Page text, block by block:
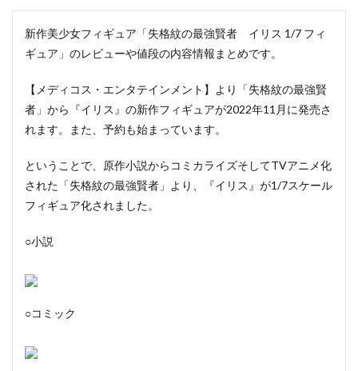
新作美少女フィギュア「失格紋の最強賢者 イリス 1/7 フィ
ギュア」のレビューや値段の内容情報まとめです。
【メディコス・エンタテインメント】より「失格紋の最強賢
者」から『イリス』の新作フィギュアが2022年11月に発売さ
れます。また、予約も始まっています。
ということで、原作小説からコミカライズそしてTVアニメ化
された「失格紋の最強賢者」より、『イリス』が1/7スケール
フィギュア化されました。
○小説
○コミック